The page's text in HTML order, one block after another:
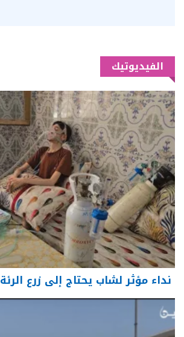
الفيديوتيك
نداء مؤثر لشاب يحتاج إلى زرع الرئة